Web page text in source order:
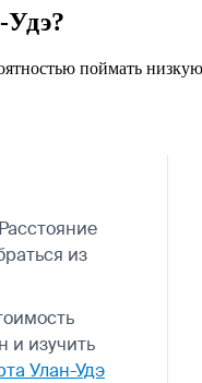
Удэ?
поймать
из
и изучить
Улан-Удэ